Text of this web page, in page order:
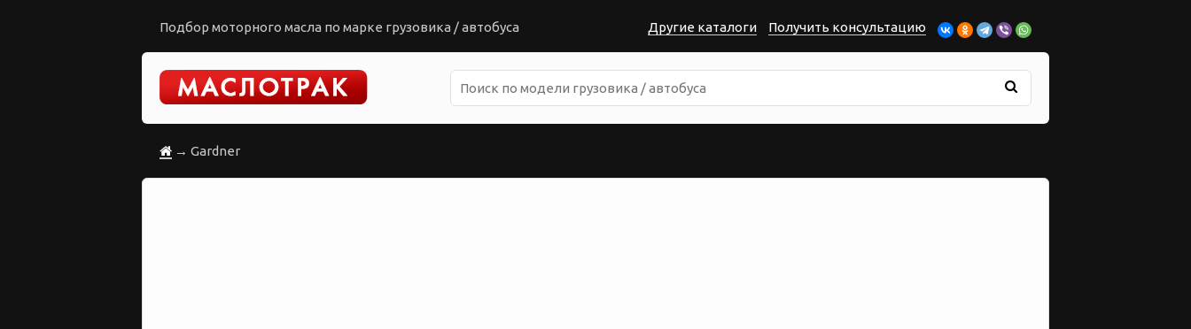
Подбор моторного масла по марке грузовика / автобуса Другие каталоги Получить консультацию
→ Gardner